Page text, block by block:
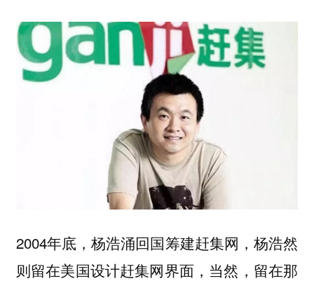
2004年底，杨浩涌回国筹建赶集网，杨浩然
则留在美国设计赶集网界面，当然，留在那